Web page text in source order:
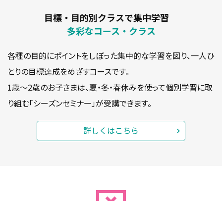
目標・目的別クラスで集中学習
多彩なコース・クラス
各種の目的にポイントをしぼった集中的な学習を図り、一人ひ
とりの目標達成をめざすコースです。
1歳〜2歳のお子さまは、夏・冬・春休みを使って個別学習に取
り組む「シーズンセミナー」が受講できます。
詳しくはこちら